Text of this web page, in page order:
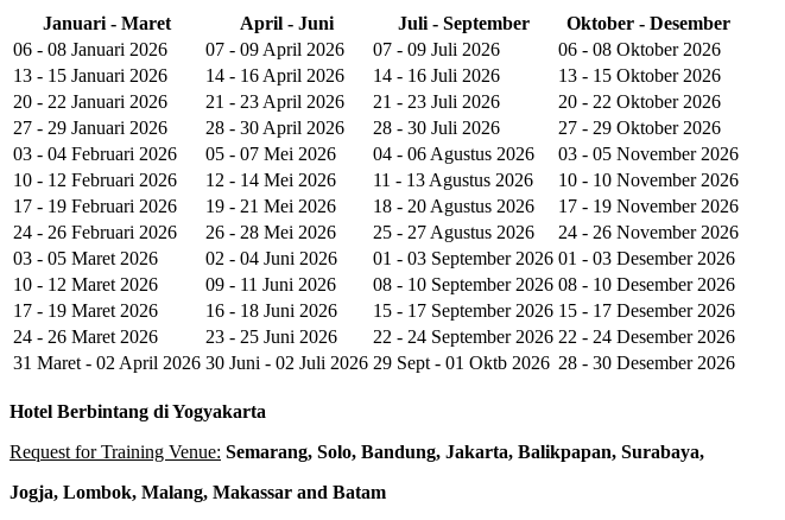
Januari - Maret April - Juni Juli - September
Oktober - Desember
06 - 08 Januari 2026
07 - 09 April 2026 07 - 09 Juli 2026
06 - 08 Oktober 2026
13 - 15 Januari 2026
14 - 16 April 2026 14 - 16 Juli 2026
13 - 15 Oktober 2026
20 - 22 Januari 2026
21 - 23 April 2026 21 - 23 Juli 2026
20 - 22 Oktober 2026
27 - 29 Januari 2026
28 - 30 April 2026 28 - 30 Juli 2026
27 - 29 Oktober 2026
03 - 04 Februari 2026
05 - 07 Mei 2026 04 - 06 Agustus 2026
03 - 05 November 2026
10 - 12 Februari 2026
12 - 14 Mei 2026 11 - 13 Agustus 2026
10 - 10 November 2026
17 - 19 Februari 2026
19 - 21 Mei 2026 18 - 20 Agustus 2026
17 - 19 November 2026
24 - 26 Februari 2026
26 - 28 Mei 2026 25 - 27 Agustus 2026
24 - 26 November 2026
03 - 05 Maret 2026
02 - 04 Juni 2026 01 - 03 September 2026 01 - 03 Desember 2026
10 - 12 Maret 2026
09 - 11 Juni 2026 08 - 10 September 2026 08 - 10 Desember 2026
17 - 19 Maret 2026
16 - 18 Juni 2026 15 - 17 September 2026 15 - 17 Desember 2026
24 - 26 Maret 2026
23 - 25 Juni 2026 22 - 24 September 2026 22 - 24 Desember 2026
31 Maret - 02 April 2026 30 Juni - 02 Juli 2026 29 Sept - 01 Oktb 2026 28 - 30 Desember 2026
Hotel Berbintang di Yogyakarta
Request for Training Venue: Semarang, Solo, Bandung, Jakarta, Balikpapan, Surabaya,
Jogja, Lombok, Malang, Makassar and Batam